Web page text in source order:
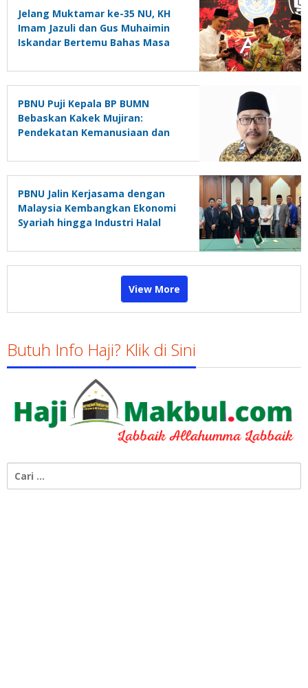
Jelang Muktamar ke-35 NU, KH
Imam Jazuli dan Gus Muhaimin
Iskandar Bertemu Bahas Masa
PBNU Puji Kepala BP BUMN
Bebaskan Kakek Mujiran:
Pendekatan Kemanusiaan dan
Rakyat Kecil
PBNU Jalin Kerjasama dengan
Malaysia Kembangkan Ekonomi
Syariah hingga Industri Halal
View More
Butuh Info Haji? Klik di Sini
untuk: